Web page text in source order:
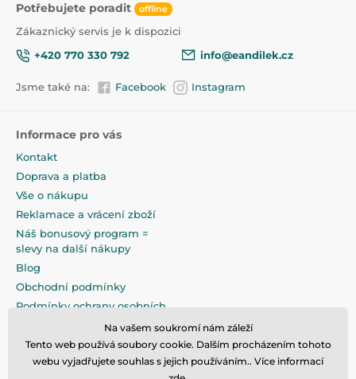
Potřebujete poradit offline
Zákaznický servis je k dispozici
+420 770 330 792
info@eandilek.cz
Jsme také na: Facebook Instagram
Informace pro vás
Kontakt
Doprava a platba
Vše o nákupu
Reklamace a vrácení zboží
Náš bonusový program =
slevy na další nákupy
Blog
Obchodní podmínky
Podmínky ochrany osobních
Na pečlivé zabalení klademe
maximální důraz
Na vašem soukromí nám záleží
Tento web používá soubory cookie. Dalším procházením tohoto
webu vyjadřujete souhlas s jejich používáním.. Více informací